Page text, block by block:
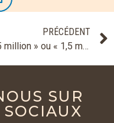
PRÉCÉDENT
« 1,5 million » ou « 1,5 millions » ?
SUR
SOCIAUX